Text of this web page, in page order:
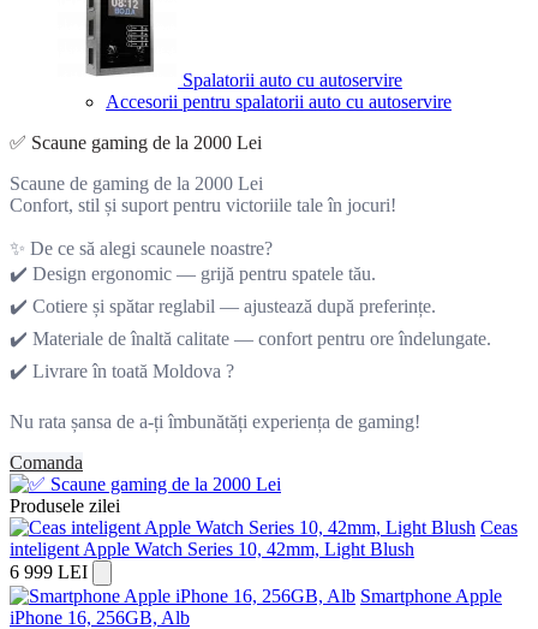
Spalatorii auto cu autoservire
Accesorii pentru spalatorii auto cu autoservire
✅ Scaune gaming de la 2000 Lei
Scaune de gaming de la 2000 Lei
Confort, stil și suport pentru victoriile tale în jocuri!
✨ De ce să alegi scaunele noastre?
✔️ Design ergonomic — grijă pentru spatele tău.
✔️ Cotiere și spătar reglabil — ajustează după preferințe.
✔️ Materiale de înaltă calitate — confort pentru ore îndelungate.
✔️ Livrare în toată Moldova ?
Nu rata șansa de a-ți îmbunătăți experiența de gaming!
Comanda
Produsele zilei
Ceas
inteligent Apple Watch Series 10, 42mm, Light Blush
6 999 LEI
Smartphone Apple
iPhone 16, 256GB, Alb